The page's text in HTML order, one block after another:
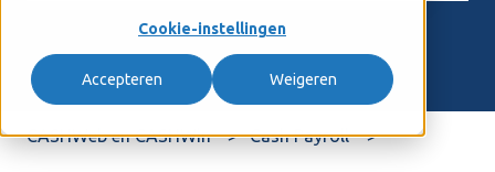
Cookie-instellingen
Accepteren Weigeren
CASHWeb en CASHWin Cash Payroll